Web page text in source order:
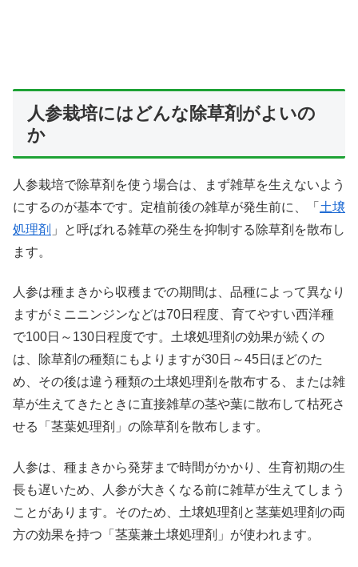
人参栽培にはどんな除草剤がよいの
か
人参栽培で除草剤を使う場合は、まず雑草を生えないよう
にするのが基本です。定植前後の雑草が発生前に、「 土壌
処理剤 」と呼ばれる雑草の発生を抑制する除草剤を散布し
ます。
人参は種まきから収穫までの期間は、品種によって異なり
ますがミニニンジンなどは70日程度、育てやすい西洋種
で100日～130日程度です。土壌処理剤の効果が続くの
は、除草剤の種類にもよりますが30日～45日ほどのた
め、その後は違う種類の土壌処理剤を散布する、または雑
草が生えてきたときに直接雑草の茎や葉に散布して枯死さ
せる「茎葉処理剤」の除草剤を散布します。
人参は、種まきから発芽まで時間がかかり、生育初期の生
長も遅いため、人参が大きくなる前に雑草が生えてしまう
ことがあります。そのため、土壌処理剤と茎葉処理剤の両
方の効果を持つ「茎葉兼土壌処理剤」が使われます。